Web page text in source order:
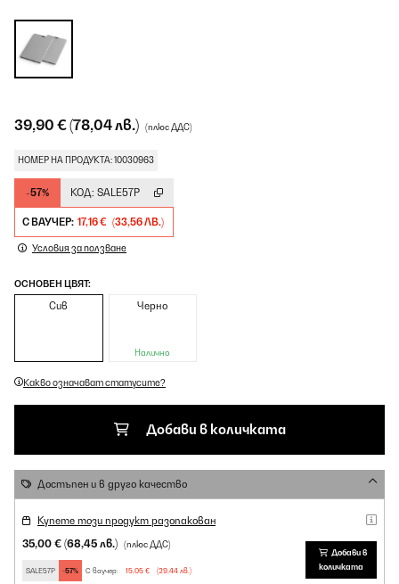
39,90 €(78,04 лв.) (плюс ДДС)
НОМЕР НА ПРОДУКТА: 10030963
-57% КОД: SALE57P
С ВАУЧЕР: 17,16 € (33,56 ЛВ.)
Условия за ползване
ОСНОВЕН ЦВЯТ:
Сив Черно
Налично
Какво означават статусите?
Добави в количката
Достъпен и в друго качество
Купете този продукт разопакован
35,00 € (68,45 лв.) (плюс ДДС)
SALE57P -57% С ваучер: 15,05 € (29,44 лв.)
Добави в
количката